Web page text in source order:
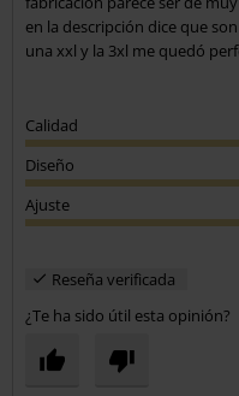
en la descripción dice que
una xxl y la 3xl me quedó
Calidad
Diseño
Ajuste
Reseña verificada
¿Te ha sido útil esta opinión?